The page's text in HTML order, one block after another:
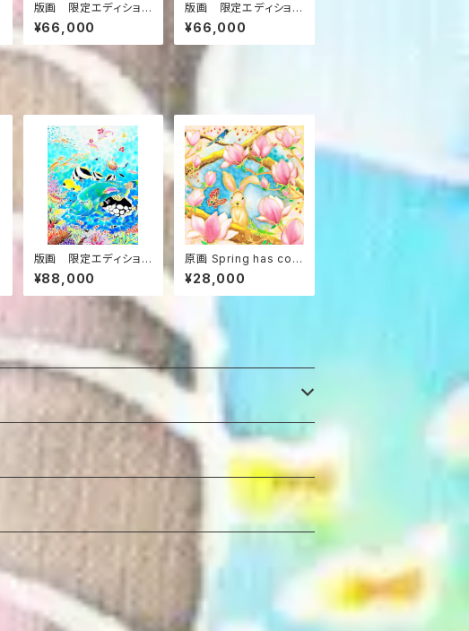
版画 限定エディション
（ミストグラフ） ”ちゅら
海ナイト”
¥66,000
版画 限定エディション
（ミストグラフ） ”イル・
デ・パンの入り江”
¥66,000
版画 限定エディション
（ミストグラフ） ”ちゅら
海ドリーム”
¥88,000
原画 Spring has com
e.
¥28,000